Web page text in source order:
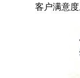
客户满意